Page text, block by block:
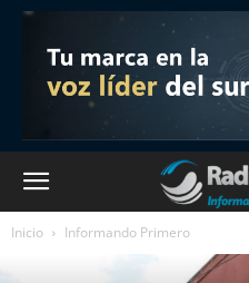
Inicio Informando Primero